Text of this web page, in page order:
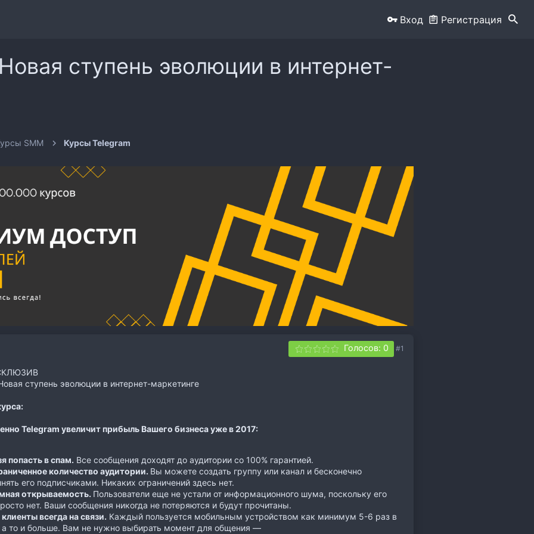
Вход Регистрация
ступень эволюции в интернет-
SMM Курсы Telegram
Голосов: 0 #1
ступень эволюции в интернет-маркетинге
Telegram увеличит прибыль Вашего бизнеса уже в 2017:
попасть в спам. Все сообщения доходят до аудитории со 100% гарантией.
количество аудитории. Вы можете создать группу или канал и бесконечно
его подписчиками. Никаких ограничений здесь нет.
открываемость. Пользователи еще не устали от информационного шума, поскольку его
нет. Ваши сообщения никогда не потеряются и будут прочитаны.
всегда на связи. Каждый пользуется мобильным устройством как минимум 5-6 раз в
а то и больше. Вам не нужно выбирать момент для общения —